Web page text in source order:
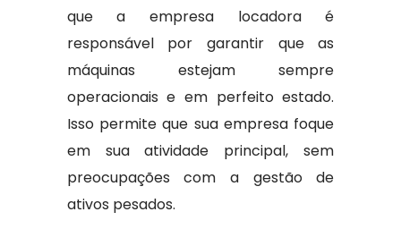
que a empresa locadora é
responsável por garantir que as
máquinas estejam sempre
operacionais e em perfeito estado.
Isso permite que sua empresa foque
em sua atividade principal, sem
preocupações com a gestão de
ativos pesados.